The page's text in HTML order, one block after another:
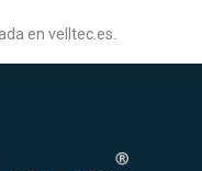
en velltec.es.